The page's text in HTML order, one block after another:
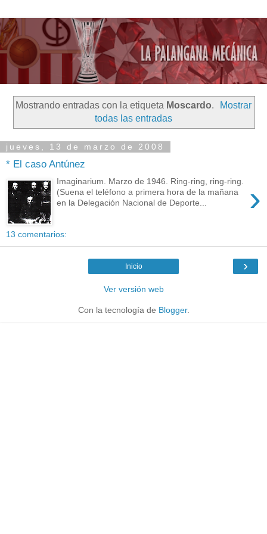
Mostrando entradas con la etiqueta Moscardo.
Mostrar
todas las entradas
jueves, 13 de marzo de 2008
* El caso Antúnez
›
Imaginarium. Marzo de 1946. Ring-ring, ring-ring.
(Suena el teléfono a primera hora de la mañana
en la Delegación Nacional de Deporte...
13 comentarios:
›
Inicio
Ver versión web
Con la tecnología de Blogger.